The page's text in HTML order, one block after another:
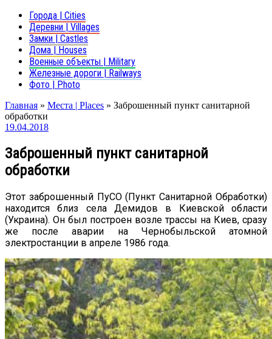
Города | Cities
Деревни | Villages
Замки | Castles
Дома | Houses
Военные объекты | Military
Железные дороги | Railways
Фото | Photo
Главная » Места | Places » Заброшенный пункт санитарной
обработки
19.04.2018
Заброшенный пункт санитарной
обработки
Этот заброшенный ПуСО (Пункт Санитарной Обработки)
находится близ села Демидов в Киевской области
(Украина). Он был построен возле трассы на Киев, сразу
же после аварии на Чернобыльской атомной
электростанции в апреле 1986 года.